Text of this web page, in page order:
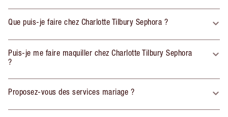
Que puis-je faire chez Charlotte Tilbury Sephora ?
Puis-je me faire maquiller chez Charlotte Tilbury Sephora
?
Proposez-vous des services mariage ?